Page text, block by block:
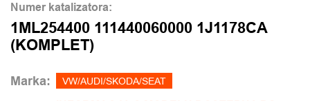
Numer katalizatora:
1ML254400 111440060000 1J1178CA
(KOMPLET)
Marka: VW/AUDI/SKODA/SEAT